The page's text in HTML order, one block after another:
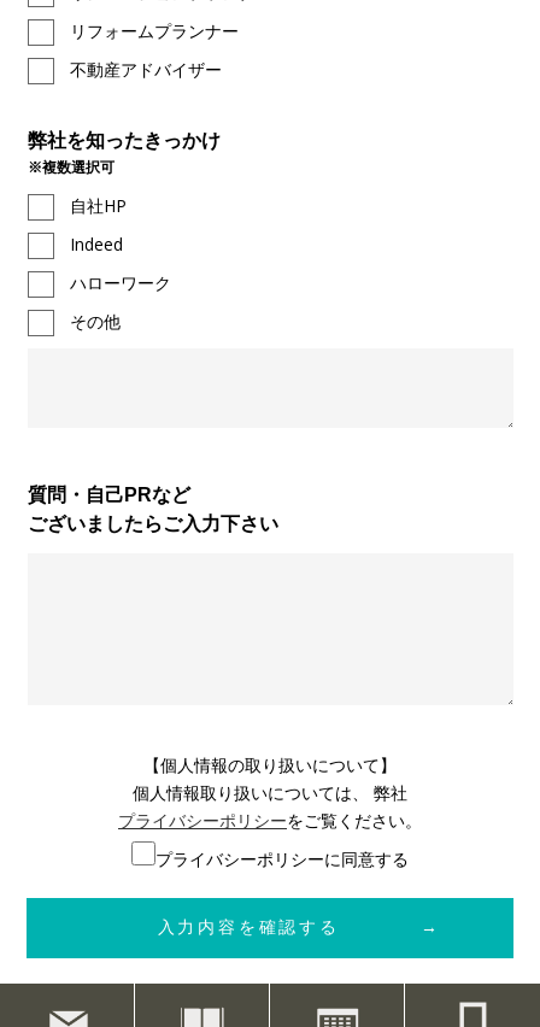
リフォームプランナー
不動産アドバイザー
弊社を知ったきっかけ
※複数選択可
自社HP
Indeed
ハローワーク
その他
質問・自己PRなど
ございましたらご入力下さい
【個人情報の取り扱いについて】
個人情報取り扱いについては、 弊社
プライバシーポリシーをご覧ください。
プライバシーポリシーに同意する